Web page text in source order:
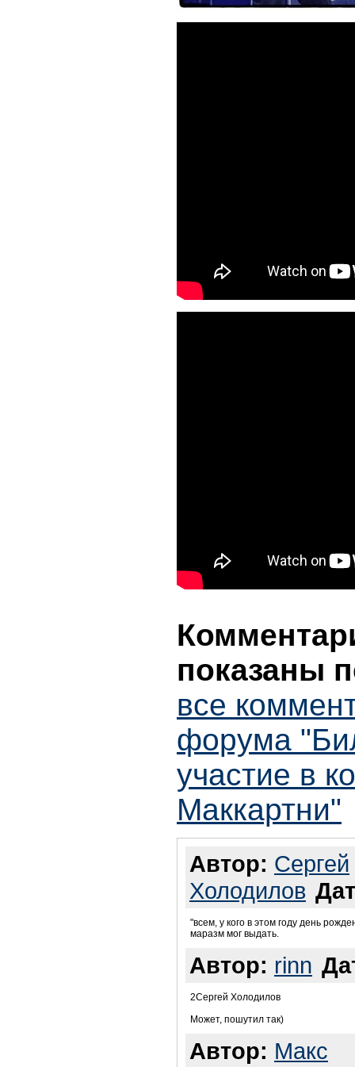
показаны
все
форума
участие в
Маккартни"
Автор: Сергей
Холодилов
"всем, у кого в этом году день
маразм мог выдать.
Автор: rinn
2Сергей Холодилов
Может, пошутил так)
Автор: Макс